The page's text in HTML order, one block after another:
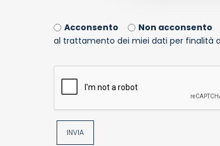
Acconsento
Non acconsento
al trattamento dei miei dati per finalità
INVIA